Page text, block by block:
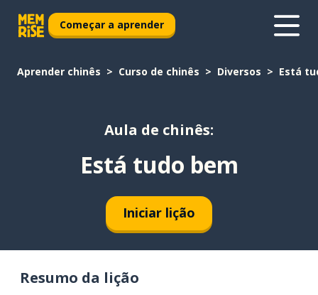
Começar a aprender
Aprender chinês Curso de chinês Diversos Está
Aula de chinês:
Está tudo bem
Iniciar lição
Resumo da lição